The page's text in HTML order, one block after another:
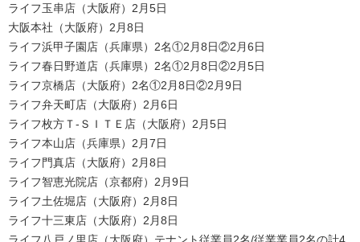
ライフ玉串店（大阪府）2月5日
大阪本社（大阪府）2月8日
ライフ浜甲子園店（兵庫県）2名①2月8日②2月6日
ライフ春日野道店（兵庫県）2名①2月8日②2月5日
ライフ京橋店（大阪府）2名①2月8日②2月9日
ライフ弁天町店（大阪府）2月6日
ライフ枚方Ｔ-ＳＩＴＥ店（大阪府）2月5日
ライフ本山店（兵庫県）2月7日
ライフ門真店（大阪府）2月8日
ライフ智恵光院店（京都府）2月9日
ライフ土佐堀店（大阪府）2月8日
ライフ十三東店（大阪府）2月8日
ライフ八戸ノ里店（大阪府）テナント従業員2名/従業業員2名の計4